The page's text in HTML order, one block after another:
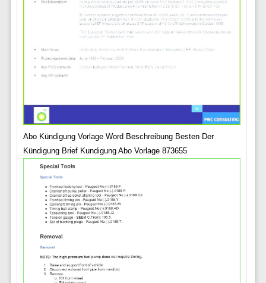
Abo Kündigung Vorlage Word Beschreibung Besten Der
Kündigung Brief Kundigung Abo Vorlage 873655